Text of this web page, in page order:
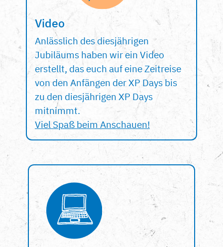
Video
Anlässlich des diesjährigen
Jubiläums haben wir ein Video
erstellt, das euch auf eine Zeitreise
von den Anfängen der XP Days bis
zu den diesjährigen XP Days
mitnimmt.
Viel Spaß beim Anschauen!